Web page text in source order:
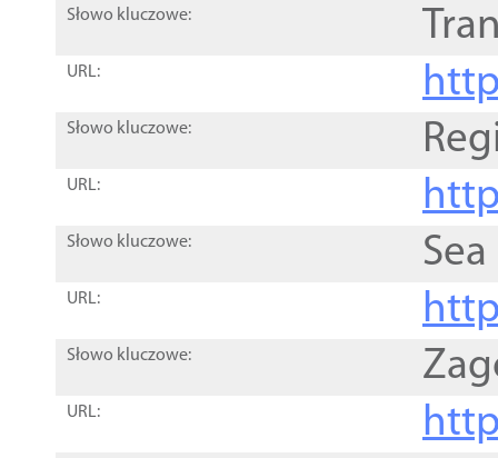
Słowo kluczowe:
URL:
Słowo kluczowe:
URL:
Słowo kluczowe:
URL:
Słowo kluczowe:
URL: